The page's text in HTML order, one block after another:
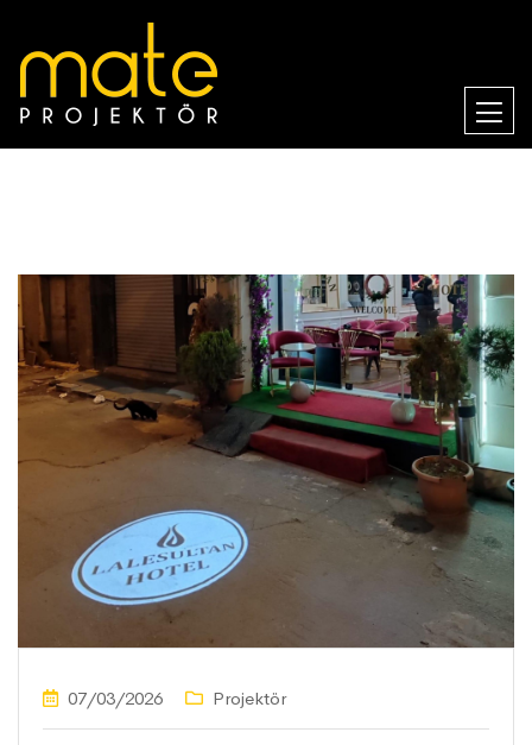
07/03/2026 Projektör